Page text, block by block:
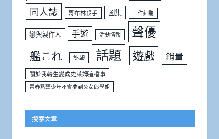
同人誌 哥布林殺手 圖集 工作細胞
戀與製作人 手遊 活動情報 聲優
艦これ 訃報 話題 遊戲 銷量
關於我轉生變成史萊姆這檔事
青春豬頭少年不會夢到兔女郎學姐
搜索文章